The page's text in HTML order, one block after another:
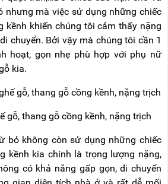
nhưng mà việc sử dụng những chiếc
kềnh khiến chúng tôi cảm thấy nặng
chuyển. Bởi vậy mà chúng tôi cần 1
hoạt, gọn nhẹ phù hợp với phụ nữ
kia.
gỗ, thang gỗ cồng kềnh, nặng trịch
bỏ không còn sử dụng những chiếc
kềnh kia chính là trọng lượng nặng,
có khả năng gấp gọn, di chuyển